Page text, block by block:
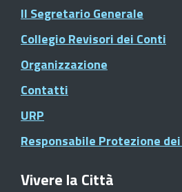
Il Segretario Generale
Collegio Revisori dei Conti
Organizzazione
Contatti
URP
Responsabile Protezione
Vivere la Città